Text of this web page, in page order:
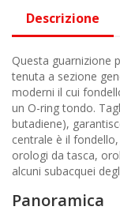
Descrizione
Questa guarnizione
tenuta a sezione
moderni il cui
un O-ring tondo.
butadiene),
centrale è il
orologi da tasca,
alcuni subacquei
Panoramica